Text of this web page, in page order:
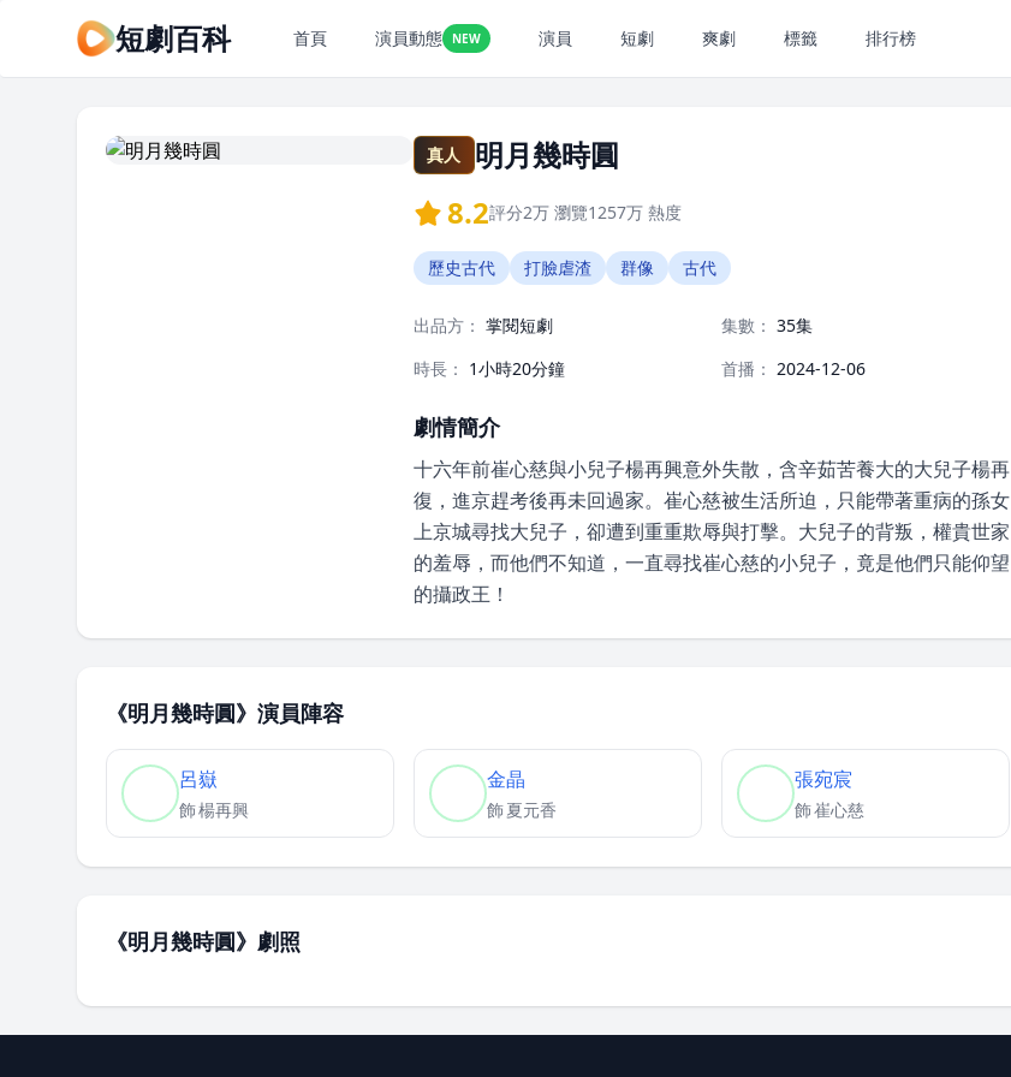
短劇百科 首頁 演員動態 NEW 演員 短劇 爽劇 標籤 排行榜
真人
明月幾時圓
8.2評分2万 瀏覽1257万 熱度
歷史古代 打臉虐渣 群像 古代
出品方： 掌閱短劇 集數： 35集
時長： 1小時20分鐘 首播： 2024-12-06
劇情簡介
十六年前崔心慈與小兒子楊再興意外失散，含辛茹苦養大的大兒子楊再
復，進京趕考後再未回過家。崔心慈被生活所迫，只能帶著重病的孫女
上京城尋找大兒子，卻遭到重重欺辱與打擊。大兒子的背叛，權貴世家
的羞辱，而他們不知道，一直尋找崔心慈的小兒子，竟是他們只能仰望
的攝政王！
《明月幾時圓》演員陣容
呂嶽
飾楊再興
金晶
飾夏元香
張宛宸
飾崔心慈
《明月幾時圓》劇照